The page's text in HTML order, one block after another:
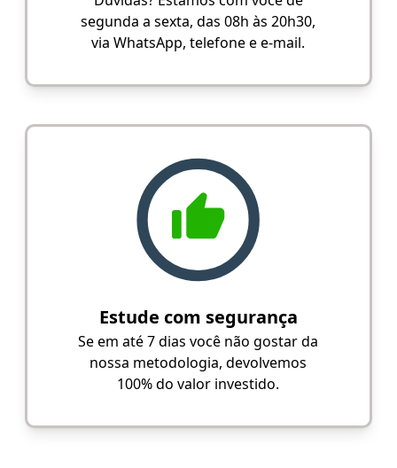
segunda a sexta, das 08h às 20h30,
via WhatsApp, telefone e e-mail.
Estude com segurança
Se em até 7 dias você não gostar da
nossa metodologia, devolvemos
100% do valor investido.